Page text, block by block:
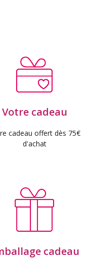
Votre cadeau
cadeau offert dès 75€
d'achat
cadeau